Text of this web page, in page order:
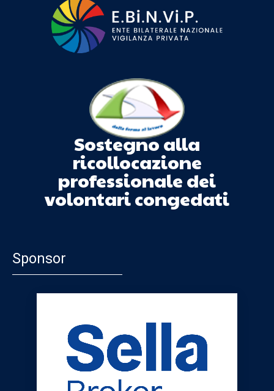
Sostegno alla
ricollocazione
professionale dei
volontari congedati
Sponsor